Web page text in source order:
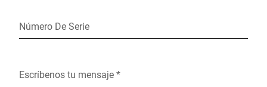
Número De Serie
Escríbenos tu mensaje *